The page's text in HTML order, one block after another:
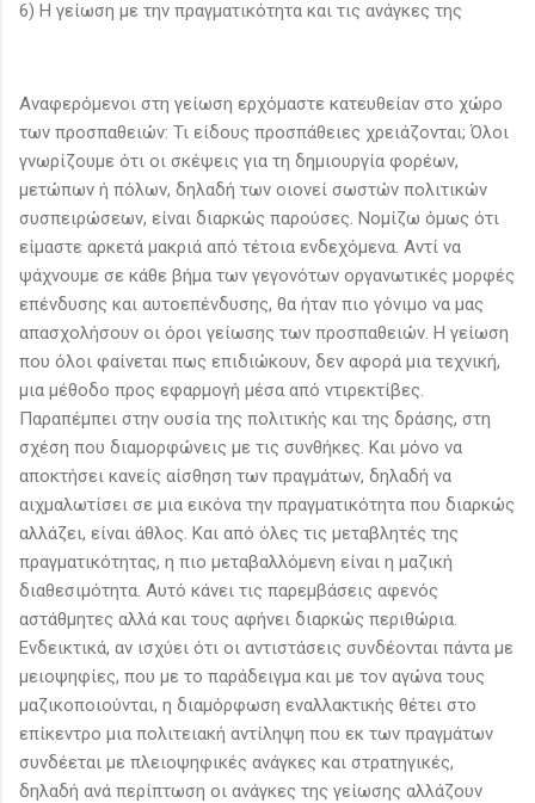
6) Η γείωση με την πραγματικότητα και τις ανάγκες της
Αναφερόμενοι στη γείωση ερχόμαστε κατευθείαν στο χώρο
των προσπαθειών: Τι είδους προσπάθειες χρειάζονται; Όλοι
γνωρίζουμε ότι οι σκέψεις για τη δημιουργία φορέων,
μετώπων ή πόλων, δηλαδή των οιονεί σωστών πολιτικών
συσπειρώσεων, είναι διαρκώς παρούσες. Νομίζω όμως ότι
είμαστε αρκετά μακριά από τέτοια ενδεχόμενα. Αντί να
ψάχνουμε σε κάθε βήμα των γεγονότων οργανωτικές μορφές
επένδυσης και αυτοεπένδυσης, θα ήταν πιο γόνιμο να μας
απασχολήσουν οι όροι γείωσης των προσπαθειών. Η γείωση
που όλοι φαίνεται πως επιδιώκουν, δεν αφορά μια τεχνική,
μια μέθοδο προς εφαρμογή μέσα από ντιρεκτίβες.
Παραπέμπει στην ουσία της πολιτικής και της δράσης, στη
σχέση που διαμορφώνεις με τις συνθήκες. Και μόνο να
αποκτήσει κανείς αίσθηση των πραγμάτων, δηλαδή να
αιχμαλωτίσει σε μια εικόνα την πραγματικότητα που διαρκώς
αλλάζει, είναι άθλος. Και από όλες τις μεταβλητές της
πραγματικότητας, η πιο μεταβαλλόμενη είναι η μαζική
διαθεσιμότητα. Αυτό κάνει τις παρεμβάσεις αφενός
αστάθμητες αλλά και τους αφήνει διαρκώς περιθώρια.
Ενδεικτικά, αν ισχύει ότι οι αντιστάσεις συνδέονται πάντα με
μειοψηφίες, που με το παράδειγμα και με τον αγώνα τους
μαζικοποιούνται, η διαμόρφωση εναλλακτικής θέτει στο
επίκεντρο μια πολιτειακή αντίληψη που εκ των πραγμάτων
συνδέεται με πλειοψηφικές ανάγκες και στρατηγικές,
δηλαδή ανά περίπτωση οι ανάγκες της γείωσης αλλάζουν